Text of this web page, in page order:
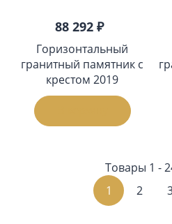
88 292 ₽
Горизонтальный
гранитный памятник с
крестом 2019
Товары 1 -
1
2